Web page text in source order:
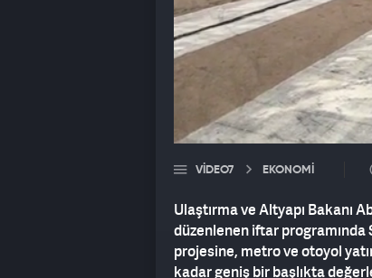
VIDEO7 EKONOMİ
Ulaştırma ve Altyapı Bakanı
düzenlenen iftar programında
projesine, metro ve otoyol
kadar geniş bir başlıkta